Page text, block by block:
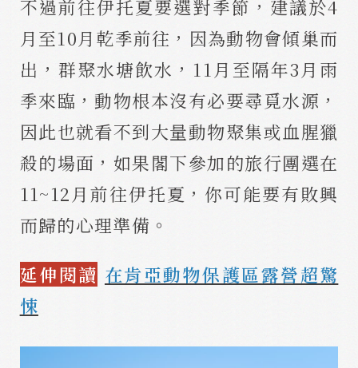
不過前往伊托夏要選對季節，建議於4
月至10月乾季前往，因為動物會傾巢而
出，群聚水塘飲水，11月至隔年3月雨
季來臨，動物根本沒有必要尋覓水源，
因此也就看不到大量動物聚集或血腥獵
殺的場面，如果閣下參加的旅行團選在
11~12月前往伊托夏，你可能要有敗興
而歸的心理準備。
延伸閱讀 在肯亞動物保護區露營超驚
悚